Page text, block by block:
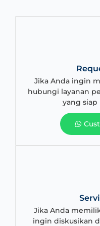
Jika Anda ingin
hubungi layanan
yang
Jika Anda
ingin diskusikan